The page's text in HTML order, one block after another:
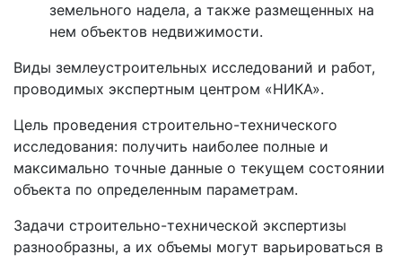
земельного надела, а также размещенных на
нем объектов недвижимости.
Виды землеустроительных исследований и работ,
проводимых экспертным центром «НИКА».
Цель проведения строительно-технического
исследования: получить наиболее полные и
максимально точные данные о текущем состоянии
объекта по определенным параметрам.
Задачи строительно-технической экспертизы
разнообразны, а их объемы могут варьироваться в